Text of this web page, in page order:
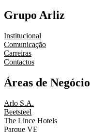
Grupo Arliz
Institucional
Comunicação
Carreiras
Contactos
Áreas de Negócio
Arlo S.A.
Beetsteel
The Lince Hotels
Parque VE